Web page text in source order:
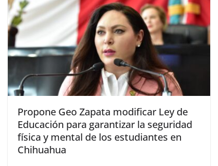
Propone Geo Zapata modificar Ley de
Educación para garantizar la seguridad
física y mental de los estudiantes en
Chihuahua